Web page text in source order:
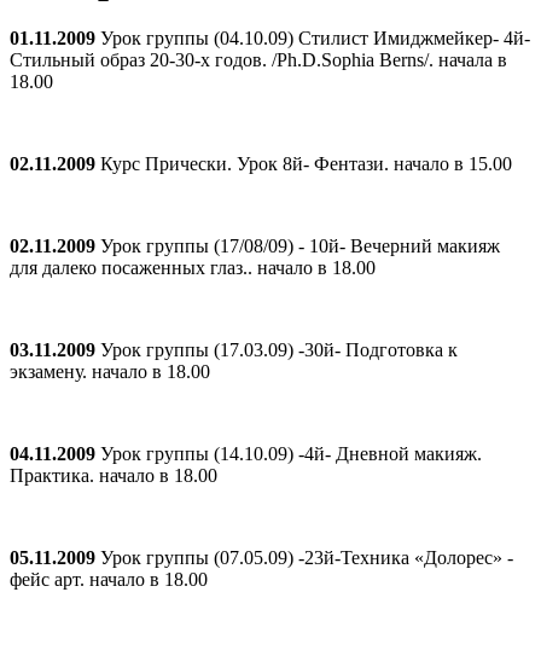
01.11.2009 Урок группы (04.10.09) Стилист Имиджмейкер- 4й-
Стильный образ 20-30-х годов. /Ph.D.Sophia Berns/. начала в
18.00
02.11.2009 Курс Прически. Урок 8й- Фентази. начало в 15.00
02.11.2009 Урок группы (17/08/09) - 10й- Вечерний макияж
для далеко посаженных глаз.. начало в 18.00
03.11.2009 Урок группы (17.03.09) -30й- Подготовка к
экзамену. начало в 18.00
04.11.2009 Урок группы (14.10.09) -4й- Дневной макияж.
Практика. начало в 18.00
05.11.2009 Урок группы (07.05.09) -23й-Техника «Долорес» -
фейс арт. начало в 18.00